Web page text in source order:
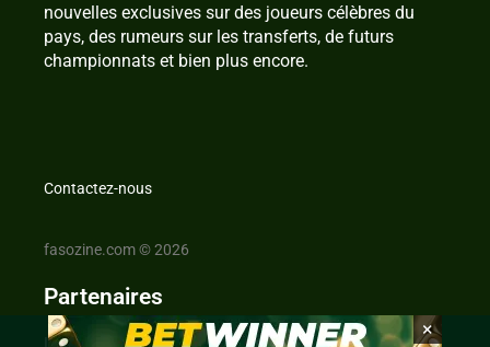
nouvelles exclusives sur des joueurs célèbres du
pays, des rumeurs sur les transferts, de futurs
championnats et bien plus encore.
Contactez-nous
fasozine.com © 2026
Partenaires
IvoireZine.com
×